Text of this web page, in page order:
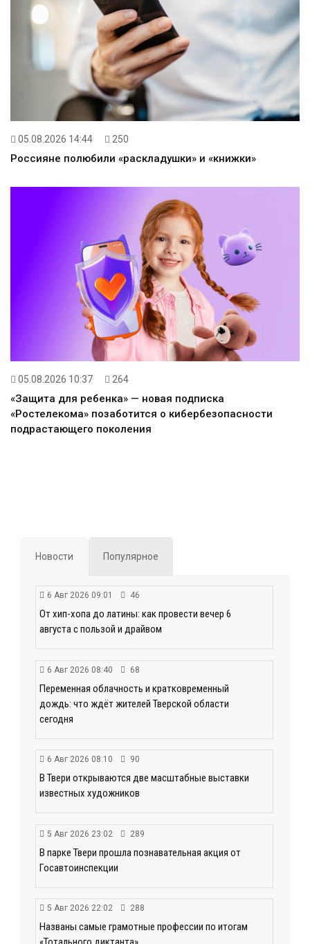
05.08.2026 14:44 250
Россияне полюбили «раскладушки» и «книжки»
05.08.2026 10:37 264
«Защита для ребенка» — новая подписка
«Ростелекома» позаботится о кибербезопасности
подрастающего поколения
Новости Популярное
6 Авг 2026 09:01 46
От хип-хопа до латины: как провести вечер 6
августа с пользой и драйвом
6 Авг 2026 08:40 68
Переменная облачность и кратковременный
дождь: что ждёт жителей Тверской области
сегодня
6 Авг 2026 08:10 90
В Твери открываются две масштабные выставки
известных художников
5 Авг 2026 23:02 289
В парке Твери прошла познавательная акция от
Госавтоинспекции
5 Авг 2026 22:02 288
Названы самые грамотные профессии по итогам